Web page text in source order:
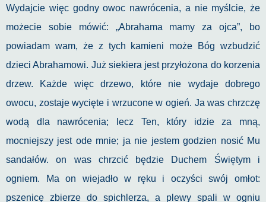
Wydajcie więc godny owoc nawrócenia, a nie myślcie, że
możecie sobie mówić: „Abrahama mamy za ojca”, bo
powiadam wam, że z tych kamieni może Bóg wzbudzić
dzieci Abrahamowi. Już siekiera jest przyłożona do korzenia
drzew. Każde więc drzewo, które nie wydaje dobrego
owocu, zostaje wycięte i wrzucone w ogień. Ja was chrzczę
wodą dla nawrócenia; lecz Ten, który idzie za mną,
mocniejszy jest ode mnie; ja nie jestem godzien nosić Mu
sandałów. on was chrzcić będzie Duchem Świętym i
ogniem. Ma on wiejadło w ręku i oczyści swój omłot:
pszenicę zbierze do spichlerza, a plewy spali w ogniu